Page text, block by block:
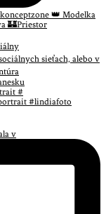
#
v